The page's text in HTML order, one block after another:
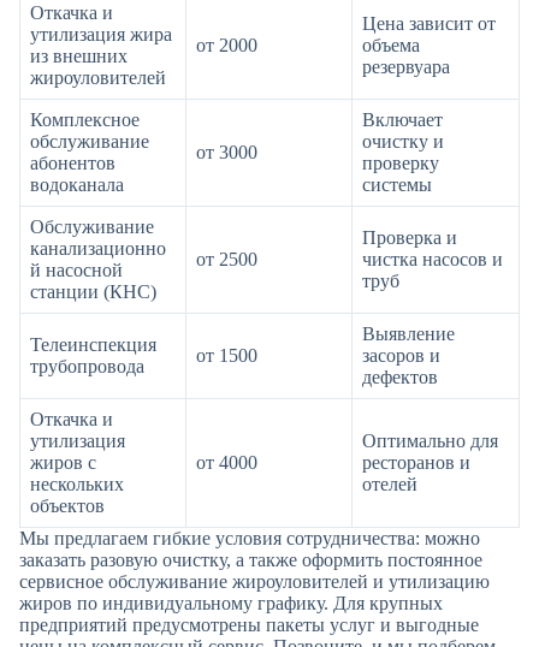
Откачка и
утилизация жира
из внешних
жироуловителей
от 2000
Цена зависит от
объема
резервуара
Комплексное
обслуживание
абонентов
водоканала
от 3000
Включает
очистку и
проверку
системы
Обслуживание
канализационно
й насосной
станции (КНС)
от 2500
Проверка и
чистка насосов и
труб
Телеинспекция
трубопровода
от 1500
Выявление
засоров и
дефектов
Откачка и
утилизация
жиров с
нескольких
объектов
от 4000
Оптимально для
ресторанов и
отелей
Мы предлагаем гибкие условия сотрудничества: можно
заказать разовую очистку, а также оформить постоянное
сервисное обслуживание жироуловителей и утилизацию
жиров по индивидуальному графику. Для крупных
предприятий предусмотрены пакеты услуг и выгодные